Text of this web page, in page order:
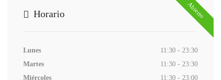
Abierto
Horario
Lunes
11:30 - 23:30
Martes
11:30 - 23:30
Miércoles
11:30 - 23:00